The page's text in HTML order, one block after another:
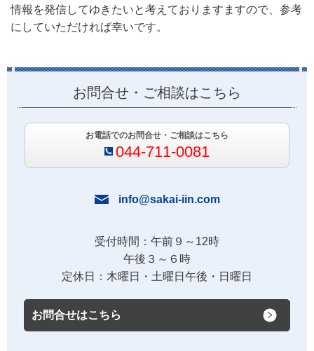
情報を発信してゆきたいと考えておりますますので、参考
にしていただければ幸いです。
お問合せ・ご相談はこちら
お電話でのお問合せ・ご相談はこちら
044-711-0081
info@sakai-iin.com
受付時間：午前９～12時
午後３～６時
定休日：木曜日・土曜日午後・日曜日
お問合せはこちら